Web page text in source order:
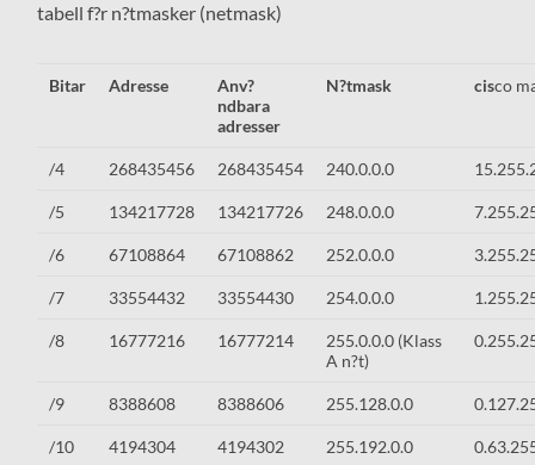
tabell f?r n?tmasker (netmask)
Bitar Adresse
Anv?
ndbara
adresser
N?tmask cisco
/4 268435456 268435454 240.0.0.0
/5 134217728 134217726 248.0.0.0
/6 67108864 67108862 252.0.0.0
/7 33554432 33554430 254.0.0.0
/8 16777216 16777214
255.0.0.0 (Klass
A n?t)
/9 8388608 8388606 255.128.0.0
/10 4194304 4194302 255.192.0.0